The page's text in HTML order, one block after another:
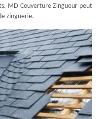
MD Couverture Zingueur peut
zinguerie.